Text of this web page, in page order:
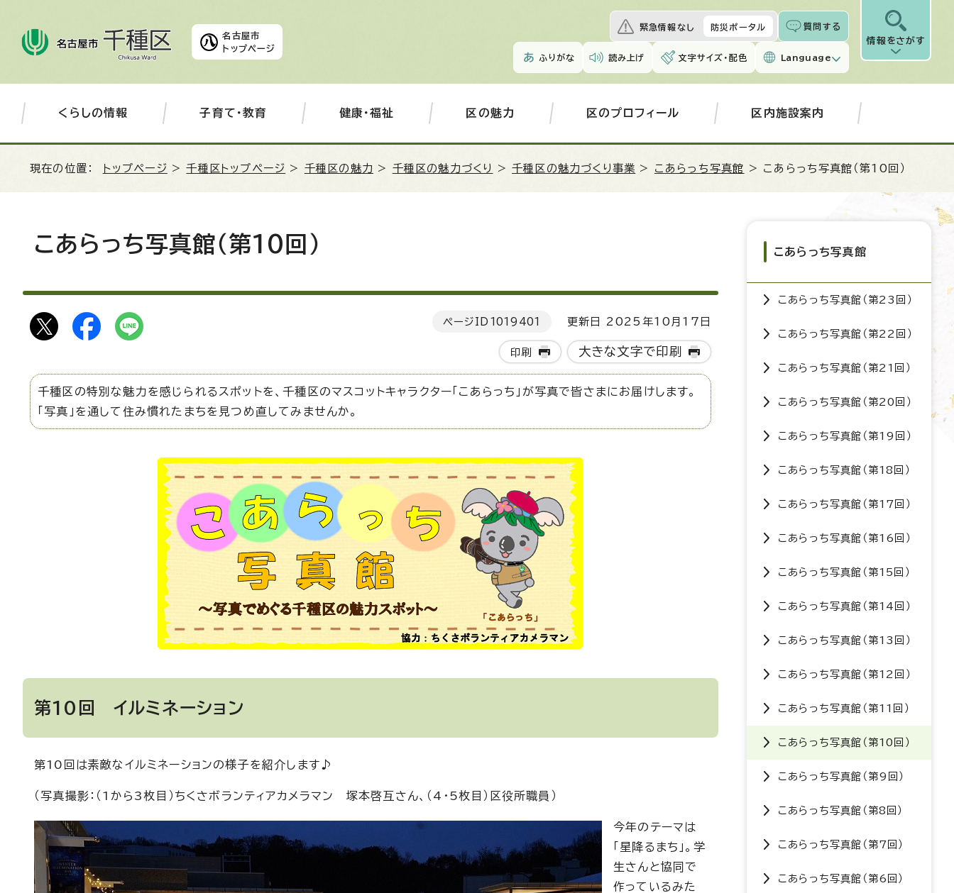
名古屋市
トップページ
緊急情報なし 防災ポータル 質問する
ふりがな 読み上げ 文字サイズ・配色 Language
情報をさがす
くらしの情報 子育て・教育 健康・福祉 区の魅力 区のプロフィール 区内施設案内
現在の位置： トップページ >千種区トップページ > 千種区の魅力 > 千種区の魅力づくり >千種区の魅力づくり事業 > こあらっち写真館 > こあらっち写真館（第10回）
こあらっち写真館（第10回）
ページID 1019401 更新日 2025年10月17日
印刷 大きな文字で印刷
千種区の特別な魅力を感じられるスポットを、千種区のマスコットキャラクター「こあらっち」が写真で皆さまにお届けします。
「写真」を通して住み慣れたまちを見つめ直してみませんか。
第10回 イルミネーション
第10回は素敵なイルミネーションの様子を紹介します♪
（写真撮影：（1から3枚目）ちくさボランティアカメラマン 塚本啓互さん、（4・5枚目）区役所職員）
今年のテーマは
「星降るまち」。学
生さんと協同で
作っているみた
こあらっち写真館
こあらっち写真館（第23回）
こあらっち写真館（第22回）
こあらっち写真館（第21回）
こあらっち写真館（第20回）
こあらっち写真館（第19回）
こあらっち写真館（第18回）
こあらっち写真館（第17回）
こあらっち写真館（第16回）
こあらっち写真館（第15回）
こあらっち写真館（第14回）
こあらっち写真館（第13回）
こあらっち写真館（第12回）
こあらっち写真館（第11回）
こあらっち写真館（第10回）
こあらっち写真館（第9回）
こあらっち写真館（第8回）
こあらっち写真館（第7回）
こあらっち写真館（第6回）